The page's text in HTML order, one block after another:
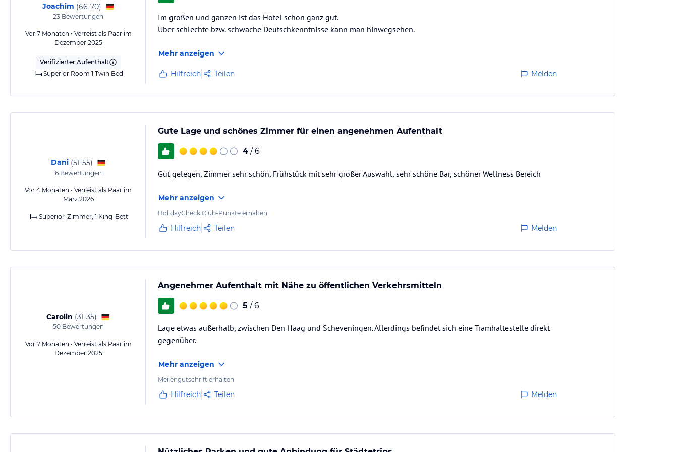
zahlungspflichtigen, hauseigenen Parkplätze abzustellen.
Hinweis: Allgemeine und unverbindliche Hoteliers-/Veranstalter-/Kataloginformationen. Alle Angaben ohne
Gewähr und ohne Prüfung durch HolidayCheck. Bitte lies vor der Buchung die verbindlichen
jeweiligen Veranstalters.
Joachim (66-70)
23 Bewertungen
Vor 7 Monaten • Verreist als Paar im
Dezember 2025
Verifizierter Aufenthalt
Superior Room 1 Twin Bed
Im großen und ganzen ist das Hotel schon ganz gut.
Über schlechte bzw. schwache Deutschkenntnisse kann man hinwegsehen.
Mehr anzeigen
Hilfreich Teilen Melden
Dani (51-55)
6Bewertungen
Vor 4 Monaten • Verreist als Paar im
März 2026
Superior-Zimmer, 1 King-Bett
Gute Lage und schönes Zimmer für einen angenehmen Aufenthalt
4 / 6
Gut gelegen, Zimmer sehr schön, Frühstück mit sehr großer Auswahl, sehr schöne Bar, schöner Wellness Bereich
Mehr anzeigen
HolidayCheck Club-Punkte erhalten
Hilfreich Teilen Melden
Carolin (31-35)
50Bewertungen
Vor 7 Monaten • Verreist als Paar im
Dezember 2025
Angenehmer Aufenthalt mit Nähe zu öffentlichen Verkehrsmitteln
5 / 6
Lage etwas außerhalb, zwischen Den Haag und Scheveningen. Allerdings befindet sich eine Tramhaltestelle direkt
gegenüber.
Mehr anzeigen
Meilengutschrift erhalten
Hilfreich Teilen Melden